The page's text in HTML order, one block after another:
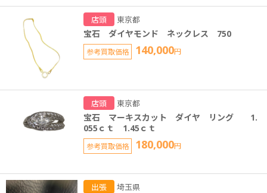
店頭 東京都
宝石 ダイヤモンド ネックレス 750
参考買取価格 140,000円
店頭 東京都
宝石 マーキスカット ダイヤ リング 1.
055ｃｔ 1.45ｃｔ
参考買取価格 180,000円
出張 埼玉県